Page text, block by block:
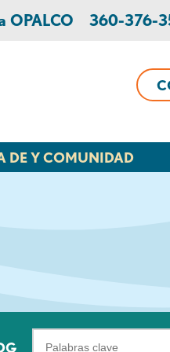
OPALCO 360-376-
DE Y COMUNIDAD